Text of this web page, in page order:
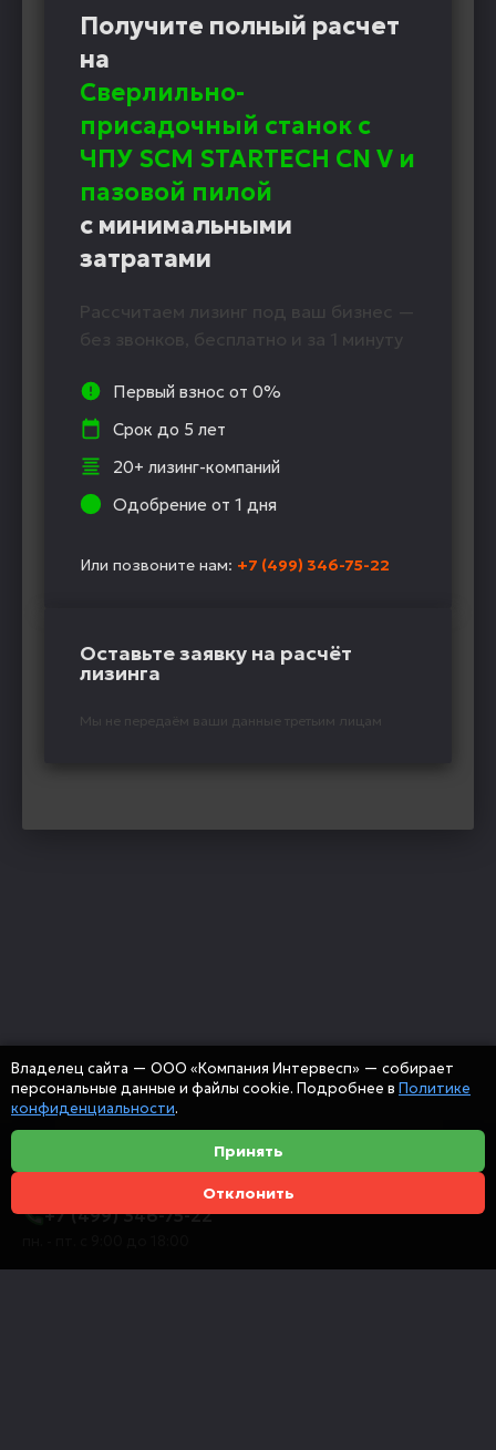
Получите полный расчет
на
Cверлильно-
присадочный станок с
ЧПУ SCM STARTECH CN V и
пазовой пилой
с минимальными
затратами
Рассчитаем лизинг под ваш бизнес —
без звонков, бесплатно и за 1 минуту
Первый взнос от 0%
Срок до 5 лет
20+ лизинг-компаний
Одобрение от 1 дня
Или позвоните нам: +7 (499) 346-75-22
Оставьте заявку на расчёт
лизинга
Мы не передаём ваши данные третьим лицам
+7 (499) 346-75-22
Владелец сайта — ООО «Компания Интервесп» — собирает
персональные данные и файлы cookie. Подробнее в Политике
конфиденциальности.
Принять
Отклонить